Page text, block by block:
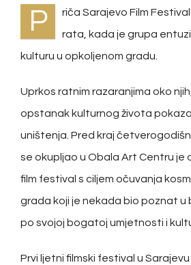
P
riča Sarajevo Film
rata, kada je grupa
kulturu u opkoljenom gradu.
Uprkos ratnim razaranjima oko
opstanak kulturnog života
uništenja. Pred kraj
se okupljao u Obala Art Centru je
film festival s ciljem očuvanja
grada koji je nekada bio poznat u
po svojoj bogatoj umjetnosti i
Prvi ljetni filmski festival u